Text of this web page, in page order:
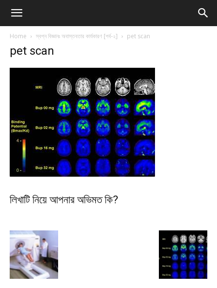
Home স্বপ্ন বিজ্ঞানঃ অবাস্তবতার কার্যকারণ [পর্ব-২] pet scan
pet scan
লিখাটি নিয়ে আপনার অভিমত কি?